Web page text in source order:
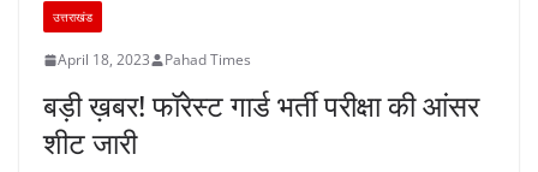
उत्तराखंड
April 18, 2023 Pahad Times
बड़ी ख़बर! फॉरेस्ट गार्ड भर्ती परीक्षा की आंसर
शीट जारी